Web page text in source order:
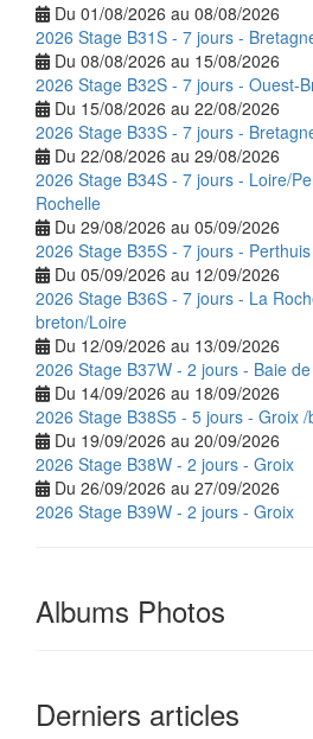
Du 01/08/2026 au 08/08/2026
2026 Stage B31S - 7 jours -
Du 08/08/2026 au 15/08/2026
2026 Stage B32S - 7 jours - Ouest-
Du 15/08/2026 au 22/08/2026
2026 Stage B33S - 7 jours -
Du 22/08/2026 au 29/08/2026
2026 Stage B34S - 7 jours - Loire/
Rochelle
Du 29/08/2026 au 05/09/2026
2026 Stage B35S - 7 jours -
Du 05/09/2026 au 12/09/2026
2026 Stage B36S - 7 jours - La
breton/Loire
Du 12/09/2026 au 13/09/2026
2026 Stage B37W - 2 jours - Baie
Du 14/09/2026 au 18/09/2026
2026 Stage B38S5 - 5 jours - Groix
Du 19/09/2026 au 20/09/2026
2026 Stage B38W - 2 jours - Groix
Du 26/09/2026 au 27/09/2026
2026 Stage B39W - 2 jours - Groix
Albums Photos
Derniers articles